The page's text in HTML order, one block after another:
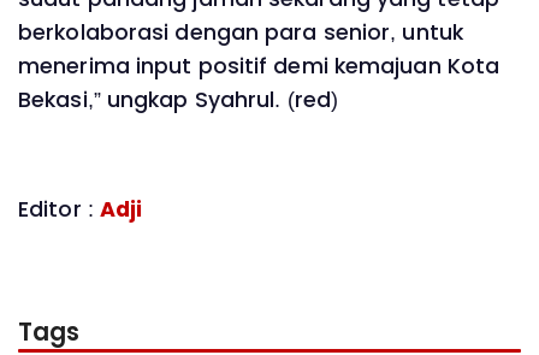
berkolaborasi dengan para senior, untuk
menerima input positif demi kemajuan Kota
Bekasi,” ungkap Syahrul. (red)
Editor : Adji
Tags